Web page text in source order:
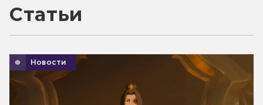
Статьи
Новости